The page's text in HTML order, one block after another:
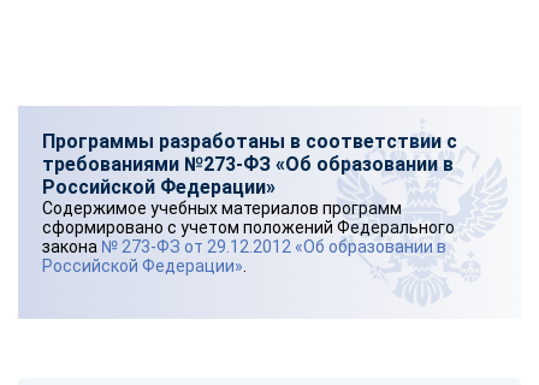
Программы разработаны в соответствии с
требованиями №273-ФЗ «Об образовании в
Российской Федерации»
Содержимое учебных материалов программ
сформировано с учетом положений Федерального
закона № 273-ФЗ от 29.12.2012 «Об образовании в
Российской Федерации»